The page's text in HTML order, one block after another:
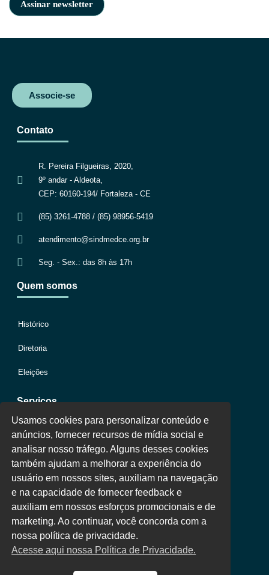
Associe-se
Contato
R. Pereira Filgueiras, 2020,
9º andar - Aldeota,
CEP: 60160-194/ Fortaleza - CE
(85) 3261-4788 / (85) 98956-5419
atendimento@sindmedce.org.br
Seg. - Sex.: das 8h às 17h
Quem somos
Histórico
Diretoria
Eleições
Serviços
Jurídico
Oportunidades
Clube de Vantagens
Área Colaborador
Usamos cookies para personalizar conteúdo e
anúncios, fornecer recursos de mídia social e
analisar nosso tráfego. Alguns desses cookies
também ajudam a melhorar a experiência do
usuário em nossos sites, auxiliam na navegação
e na capacidade de fornecer feedback e
auxiliam em nossos esforços promocionais e de
marketing. Ao continuar, você concorda com a
nossa política de privacidade.
Acesse aqui nossa Política de Privacidade.